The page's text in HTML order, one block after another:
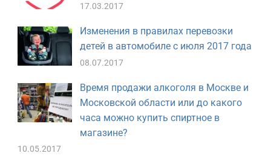
17.03.2017
Изменения в правилах перевозки
детей в автомобиле с июля 2017 года
08.07.2017
Время продажи алкоголя в Москве и
Московской области или до какого
часа можно купить спиртное в
магазине?
10.05.2017